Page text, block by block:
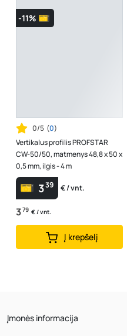
-11%
0/5 (0)
Vertikalus profilis PROFSTAR
CW-50/50, matmenys 48,8 x 50 x
0,5 mm, ilgis - 4 m
339 € / vnt.
379 € / vnt.
Į krepšelį
Įmonės informacija